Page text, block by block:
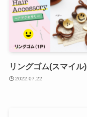
リングゴム(スマイル)
2022.07.22